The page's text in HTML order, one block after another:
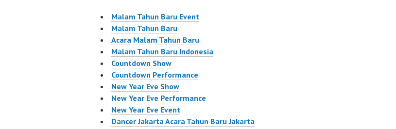
Malam Tahun Baru Event
Malam Tahun Baru
Acara Malam Tahun Baru
Malam Tahun Baru Indonesia
Countdown Show
Countdown Performance
New Year Eve Show
New Year Eve Performance
New Year Eve Event
Dancer Jakarta Acara Tahun Baru Jakarta